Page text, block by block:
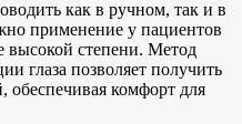
как в ручном, так и в
применение у пациентов
высокой степени. Метод
глаза позволяет получить
обеспечивая комфорт для